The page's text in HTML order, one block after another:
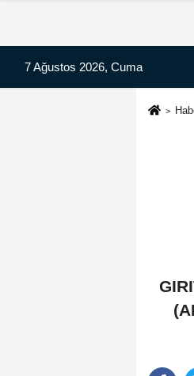
7 Ağustos 2026, Cuma